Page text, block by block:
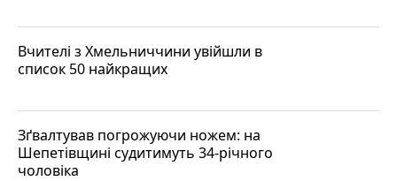
Вчителі з Хмельниччини увійшли в
список 50 найкращих
Зґвалтував погрожуючи ножем: на
Шепетівщині судитимуть 34-річного
чоловіка